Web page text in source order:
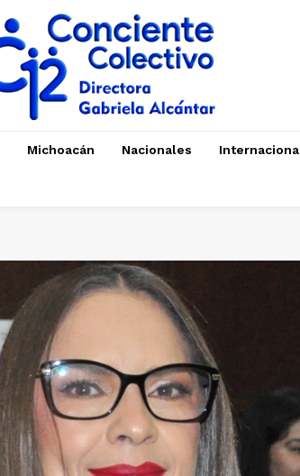
Michoacán Nacionales